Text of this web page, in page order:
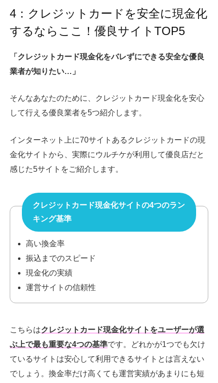
4：クレジットカードを安全に現金化
するならここ！優良サイトTOP5
「クレジットカード現金化をバレずにできる安全な優良
業者が知りたい…」
そんなあなたのために、クレジットカード現金化を安心
して行える優良業者を5つ紹介します。
インターネット上に70サイトあるクレジットカードの現
金化サイトから、実際にウルチケが利用して優良店だと
感じた5サイトをご紹介します。
クレジットカード現金化サイトの4つのラン
キング基準
高い換金率
振込までのスピード
現金化の実績
運営サイトの信頼性
こちらはクレジットカード現金化サイトをユーザーが選
ぶ上で最も重要な4つの基準です。
どれかが1つでも欠け
ているサイトは安心して利用できるサイトとは言えない
でしょう。換金率だけ高くても運営実績があまりにも短